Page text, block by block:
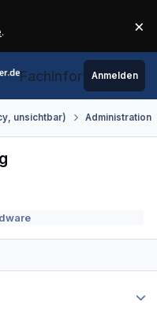
. ×
Fachinformatiker.de
Anmelden
unsichtbar) Administration